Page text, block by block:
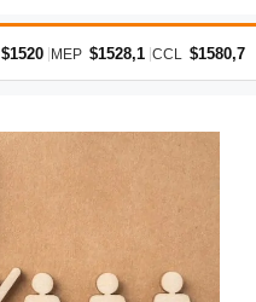
$1520 MEP $1528,1 CCL $1580,7